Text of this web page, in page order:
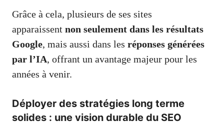
Grâce à cela, plusieurs de ses sites
apparaissent non seulement dans les résultats
Google, mais aussi dans les réponses générées
par l’IA, offrant un avantage majeur pour les
années à venir.
Déployer des stratégies long terme
solides : une vision durable du SEO